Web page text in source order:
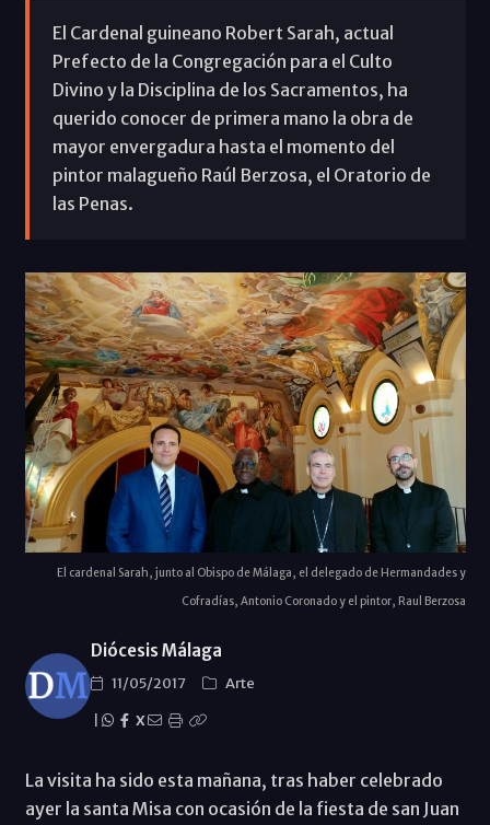
El Cardenal guineano Robert Sarah, actual
Prefecto de la Congregación para el Culto
Divino y la Disciplina de los Sacramentos, ha
querido conocer de primera mano la obra de
mayor envergadura hasta el momento del
pintor malagueño Raúl Berzosa, el Oratorio de
las Penas.
El cardenal Sarah, junto al Obispo de Málaga, el delegado de Hermandades y
Cofradías, Antonio Coronado y el pintor, Raul Berzosa
Diócesis Málaga
11/05/2017
Arte
X
La visita ha sido esta mañana, tras haber celebrado
ayer la santa Misa con ocasión de la fiesta de san Juan